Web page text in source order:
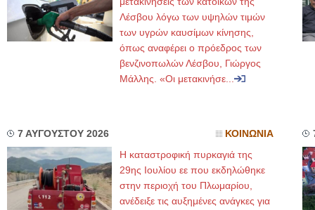
Λέσβου λόγω των υψηλών τιμών
των υγρών καυσίμων κίνησης,
όπως αναφέρει ο πρόεδρος των
βενζινοπωλών Λέσβου, Γιώργος
Μάλλης. «Οι μετακινήσε...
7 ΑΥΓΟΥΣΤΟΥ 2026 ΚΟΙΝΩΝΙΑ
Η καταστροφική πυρκαγιά της
29ης Ιουλίου εε που εκδηλώθηκε
στην περιοχή του Πλωμαρίου,
ανέδειξε τις αυξημένες ανάγκες για